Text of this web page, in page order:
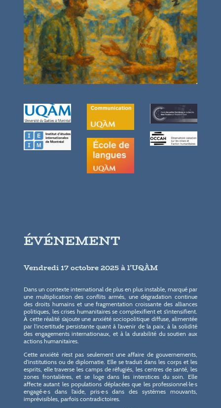
ÉVÉNEMENT
Vendredi 17 octobre 2025 à l'UQÀM
Dans un contexte international de plus en plus instable, marqué par
une multiplication des conflits armés, une dégradation continue
des droits humains et une fragmentation croissante des alliances
politiques, les crises humanitaires se complexifient et s’intensifient.
À cette réalité s’ajoute une anxiété sociopolitique diffuse, alimentée
par l’incertitude persistante quant à l’avenir de la paix, à la solidité
des engagements internationaux, et à la durabilité du soutien aux
actions humanitaires.
Cette anxiété n’est pas seulement une affaire de gouvernements,
d’institutions ou de diplomatie. Elle se traduit dans les corps et les
esprits, elle traverse les camps de réfugiés, les centres de santé, les
zones frontalières, et se loge dans les interstices du soin. Elle
affecte autant les populations déplacées que les professionnel·le·s
engagé·e·s dans l’aide, pris·e·s dans des systèmes mouvants,
imprévisibles, parfois contradictoires.